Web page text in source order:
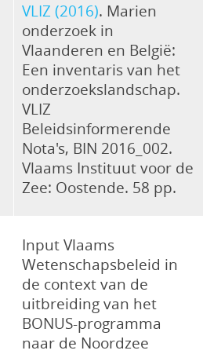
VLIZ (2016). Marien
onderzoek in
Vlaanderen en België:
Een inventaris van het
onderzoekslandschap.
VLIZ
Beleidsinformerende
Nota's, BIN 2016_002.
Vlaams Instituut voor de
Zee: Oostende. 58 pp.
Input Vlaams
Wetenschapsbeleid in
de context van de
uitbreiding van het
BONUS-programma
naar de Noordzee